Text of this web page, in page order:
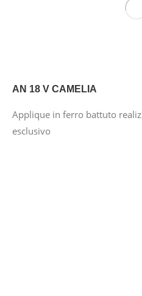
AN 18 V CAMELIA
Applique in ferro battuto
esclusivo